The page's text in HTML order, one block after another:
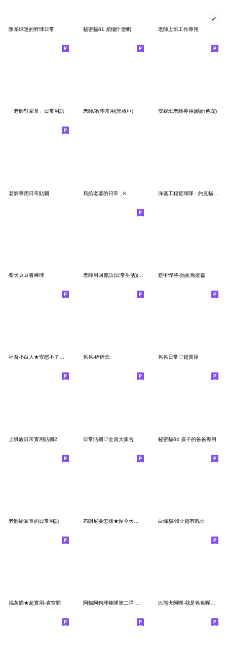
佛系球迷的野球日常 秘密貓61 煩惱什麼咧 老師上班工作專用
「老師對家長」日常用語 老師/教學常用(黑板框) 安親班老師專用(繽紛色塊)
老師專用日常貼圖 寫給老婆的日常 _K 洋基工程籃球隊 - 約克貓來了！
柴犬豆豆看棒球 盔甲悍將-熱血應援篇
社畜小白人★安慰不了人的毒雞湯 爸爸-碎碎念 爸爸日常♡超實用
上班族日常實用貼圖2 日常貼圖♡全員大集合 秘密貓64 孩子的爸爸專用
老師給家長的日常用語 白爛貓46☆超有戲☆
搗灰貓★超實用-省空間 阿貓阿狗球棒隊第二彈 歡樂比賽篇 比熊犬阿噗-我是爸爸喔！（重製）